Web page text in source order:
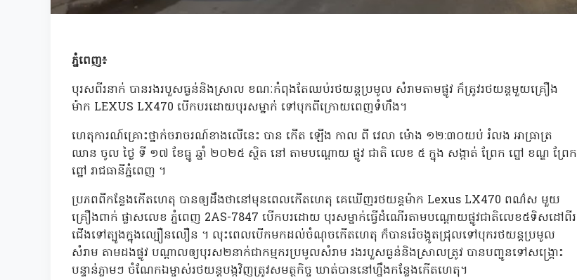
ភ្នំពេញ៖
បុរសពីរនាក់ បានរងរបួសធ្ងន់និងស្រាល ខណៈកំពុងតែឈប់រថយន្តប្រមូល សំរាមតាមផ្លូវ ក៏ត្រូវរថយន្តមួយគ្រឿង
ម៉ាក LEXUS LX470 បើកបរដោយបុរសម្នាក់ ទៅបុកពីក្រោយពេញទំហឹង។
ហេតុការណ៍គ្រោះថ្នាក់ចរាចរណ៍ខាងលើនេះ បាន កើត ឡើង កាល ពី វេលា ម៉ោង ១២:៣០យប់ រំលង អាធ្រាត្រ
ឈាន ចូល ថ្ងៃ ទី ១៧ ខែធ្នូ ឆ្នាំ ២០២៥ ស្ថិត នៅ តាមបណ្តោយ ផ្លូវ ជាតិ លេខ ៥ ក្នុង សង្កាត់ ព្រែក ព្នៅ ខណ្ឌ ព្រែក
ព្នៅ រាជធានីភ្នំពេញ ។
ប្រភពពីកន្លែងកើតហេតុ បានឲ្យដឹងថានៅមុនពេលកើតហេតុ គេឃើញរថយន្តម៉ាក Lexus LX470 ពណ៌ស មួយ
គ្រឿងពាក់ ផ្លាសលេខ ភ្នំពេញ 2AS-7847 បើកបរដោយ បុរសម្នាក់ធ្វើដំណើរតាមបណ្តោយផ្លូវជាតិលេខ៥ទិសដៅពីរ
ជើងទៅត្បូងក្នុងល្បឿនលឿន ។ លុះពេលបើកមកដល់ចំណុចកើតហេតុ ក៏បានរ៉េចង្កូតជ្រុលទៅបុករថយន្តប្រមូល
សំរាម តាមដងផ្លូវ បណ្តាលឲ្យបុរស២នាក់ជាកម្មករប្រមូលសំរាម រងរបួសធ្ងន់និងស្រាលត្រូវ បានបញ្ជូនទៅសង្រ្គោះ
បន្ទាន់ភ្លាមៗ ចំណែកឯម្ចាស់រថយន្តបង្កវិញត្រូវសមត្ថកិច្ច ឃាត់បាននៅហ្នឹងកន្លែងកើតហេតុ។